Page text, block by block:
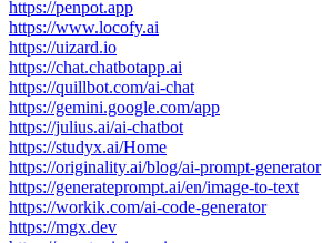
https://penpot.app
https://www.locofy.ai
https://uizard.io
https://chat.chatbotapp.ai
https://quillbot.com/ai-chat
https://gemini.google.com/app
https://julius.ai/ai-chatbot
https://studyx.ai/Home
https://originality.ai/blog/ai-prompt-generator
https://generateprompt.ai/en/image-to-text
https://workik.com/ai-code-generator
https://mgx.dev